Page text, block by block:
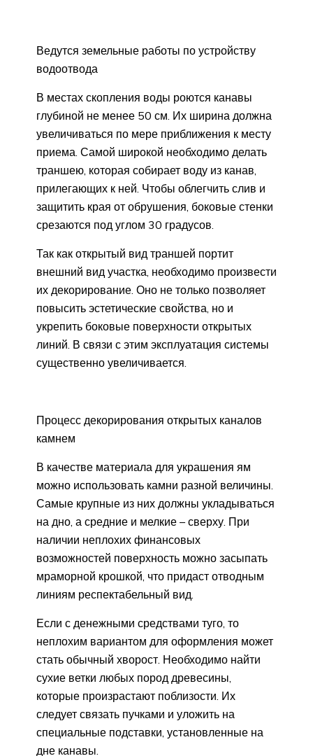
Ведутся земельные работы по устройству
водоотвода
В местах скопления воды роются канавы
глубиной не менее 50 см. Их ширина должна
увеличиваться по мере приближения к месту
приема. Самой широкой необходимо делать
траншею, которая собирает воду из канав,
прилегающих к ней. Чтобы облегчить слив и
защитить края от обрушения, боковые стенки
срезаются под углом 30 градусов.
Так как открытый вид траншей портит
внешний вид участка, необходимо произвести
их декорирование. Оно не только позволяет
повысить эстетические свойства, но и
укрепить боковые поверхности открытых
линий. В связи с этим эксплуатация системы
существенно увеличивается.
Процесс декорирования открытых каналов
камнем
В качестве материала для украшения ям
можно использовать камни разной величины.
Самые крупные из них должны укладываться
на дно, а средние и мелкие – сверху. При
наличии неплохих финансовых
возможностей поверхность можно засыпать
мраморной крошкой, что придаст отводным
линиям респектабельный вид.
Если с денежными средствами туго, то
неплохим вариантом для оформления может
стать обычный хворост. Необходимо найти
сухие ветки любых пород древесины,
которые произрастают поблизости. Их
следует связать пучками и уложить на
специальные подставки, установленные на
дне канавы.